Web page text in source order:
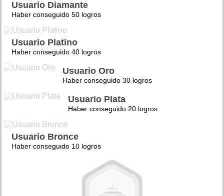
Usuario Diamante
Haber conseguido 50 logros
Usuario Platino
Haber conseguido 40 logros
Usuario Oro
Haber conseguido 30 logros
Usuario Plata
Haber conseguido 20 logros
Usuario Bronce
Haber conseguido 10 logros